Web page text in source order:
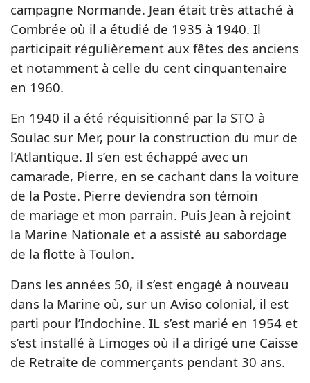
campagne Normande. Jean était très attaché à
Combrée où il a étudié de 1935 à 1940. Il
participait régulièrement aux fêtes des anciens
et notamment à celle du cent cinquantenaire
en 1960.
En 1940 il a été réquisitionné par la STO à
Soulac sur Mer, pour la construction du mur de
l’Atlantique. Il s’en est échappé avec un
camarade, Pierre, en se cachant dans la voiture
de la Poste. Pierre deviendra son témoin
de mariage et mon parrain. Puis Jean à rejoint
la Marine Nationale et a assisté au sabordage
de la flotte à Toulon.
Dans les années 50, il s’est engagé à nouveau
dans la Marine où, sur un Aviso colonial, il est
parti pour l’Indochine. IL s’est marié en 1954 et
s’est installé à Limoges où il a dirigé une Caisse
de Retraite de commerçants pendant 30 ans.